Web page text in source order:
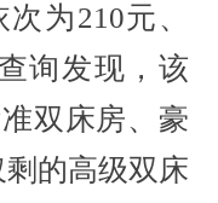
为210元、
询发现，该
双床房、豪
的高级双床